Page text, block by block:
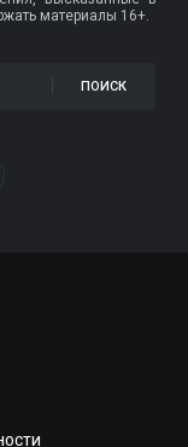
материалы 16+.
ПОИСК